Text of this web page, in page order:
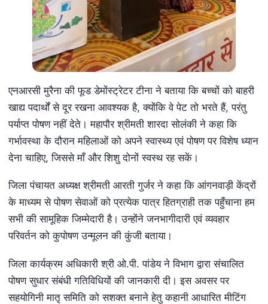
एनआरसी मुरैना की फूड डेमोंस्ट्रेटर टीना ने बताया कि बच्चों को बाहरी
खाद्य पदार्थों से दूर रखना आवश्यक है, क्योंकि वे पेट तो भरते हैं, परंतु
पर्याप्त पोषण नहीं देते। महापौर श्रीमती शारदा सोलंकी ने कहा कि
गर्भावस्था के दौरान महिलाओं को अपने स्वास्थ्य एवं पोषण पर विशेष ध्यान
देना चाहिए, जिससे माँ और शिशु दोनों स्वस्थ रह सकें।
जिला पंचायत अध्यक्ष श्रीमती आरती गुर्जर ने कहा कि आंगनवाड़ी केंद्रों
के माध्यम से पोषण सेवाओं को प्रत्येक पात्र हितग्राही तक पहुँचाना हम
सभी की सामूहिक जिम्मेदारी है। उन्होंने जनभागीदारी एवं व्यवहार
परिवर्तन को कुपोषण उन्मूलन की कुंजी बताया।
जिला कार्यक्रम अधिकारी श्री ओ.पी. पांडेय ने विभाग द्वारा संचालित
पोषण सुधार संबंधी गतिविधियों की जानकारी दी। इस अवसर पर
सहयोगिनी मातृ समिति को सशक्त बनाने हेतु कहानी आधारित मीटिंग